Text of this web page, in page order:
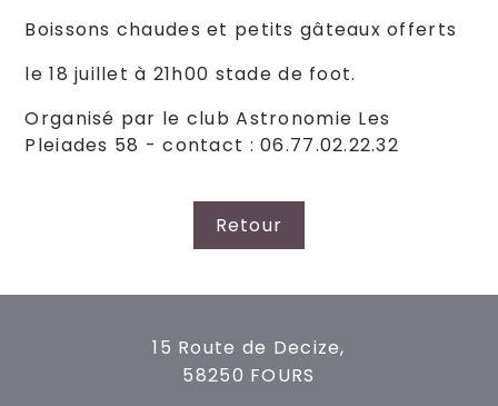
Boissons chaudes et petits gâteaux offerts
le 18 juillet à 21h00 stade de foot.
Organisé par le club Astronomie Les
Pleiades 58 - contact : 06.77.02.22.32
Retour
15 Route de Decize,
58250 FOURS